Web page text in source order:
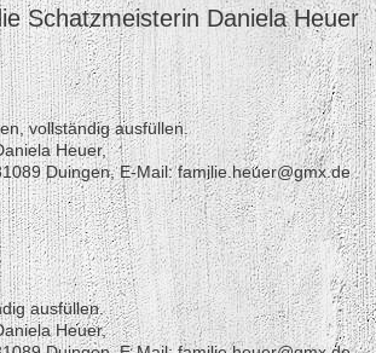
Schatzmeisterin Daniela Heuer
vollständig ausfüllen.
Heuer,
Duingen, E-Mail: familie.heuer@gmx.de
ausfüllen.
Heuer,